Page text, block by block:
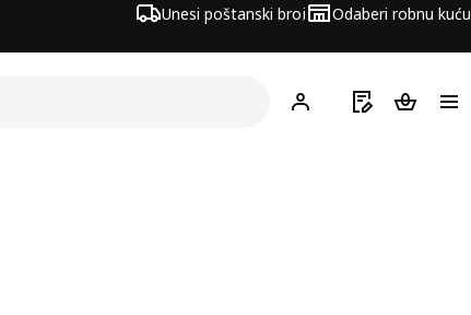
Unesi poštanski broj Odaberi robnu kuću
Hej! Prijavi se
Popis zaKošarica